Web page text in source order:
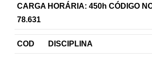
CARGA HORÁRIA: 450h CÓDIGO
78.631
COD DISCIPLINA